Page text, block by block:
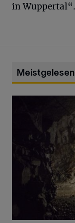
in Wuppertal“.
Meistgelesen